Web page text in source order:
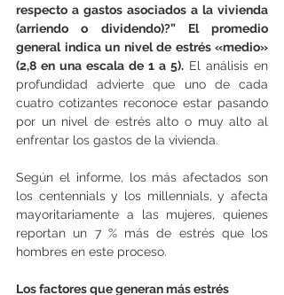
respecto a gastos asociados a la vivienda
(arriendo o dividendo)?” El promedio
general indica un nivel de estrés «medio»
(2,8 en una escala de 1 a 5). El análisis en
profundidad advierte que uno de cada
cuatro cotizantes reconoce estar pasando
por un nivel de estrés alto o muy alto al
enfrentar los gastos de la vivienda.
Según el informe, los más afectados son
los centennials y los millennials, y afecta
mayoritariamente a las mujeres, quienes
reportan un 7 % más de estrés que los
hombres en este proceso.
Los factores que generan más estrés